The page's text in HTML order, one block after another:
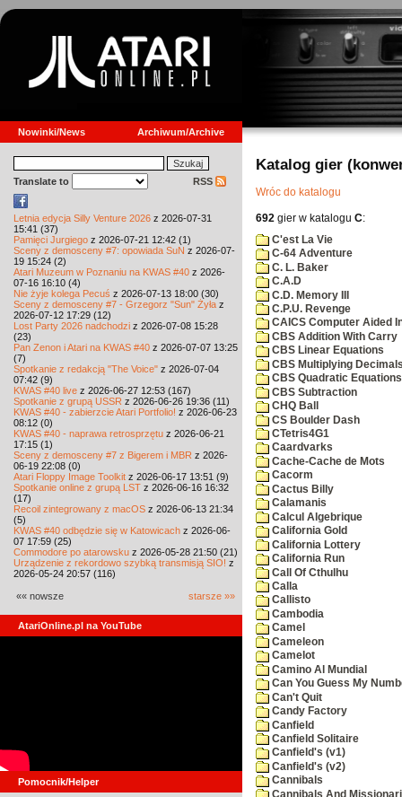
Nowinki/News Archiwum/Archive
Translate to RSS
Letnia edycja Silly Venture 2026 z 2026-07-31
15:41 (37)
Pamięci Jurgiego z 2026-07-21 12:42 (1)
Sceny z demosceny #7: opowiada SuN z 2026-07-
19 15:24 (2)
Atari Muzeum w Poznaniu na KWAS #40 z 2026-
07-16 16:10 (4)
Nie żyje kolega Pecuś z 2026-07-13 18:00 (30)
Sceny z demosceny #7 - Grzegorz "Sun" Żyła z
2026-07-12 17:29 (12)
Lost Party 2026 nadchodzi z 2026-07-08 15:28
(23)
Pan Zenon i Atari na KWAS #40 z 2026-07-07 13:25
(7)
Spotkanie z redakcją "The Voice" z 2026-07-04
07:42 (9)
KWAS #40 live z 2026-06-27 12:53 (167)
Spotkanie z grupą USSR z 2026-06-26 19:36 (11)
KWAS #40 - zabierzcie Atari Portfolio! z 2026-06-23
08:12 (0)
KWAS #40 - naprawa retrosprzętu z 2026-06-21
17:15 (1)
Sceny z demosceny #7 z Bigerem i MBR z 2026-
06-19 22:08 (0)
Atari Floppy Image Toolkit z 2026-06-17 13:51 (9)
Spotkanie online z grupą LST z 2026-06-16 16:32
(17)
Recoil zintegrowany z macOS z 2026-06-13 21:34
(5)
KWAS #40 odbędzie się w Katowicach z 2026-06-
07 17:59 (25)
Commodore po atarowsku z 2026-05-28 21:50 (21)
Urządzenie z rekordowo szybką transmisją SIO! z
2026-05-24 20:57 (116)
«« nowsze starsze »»
AtariOnline.pl na YouTube
Pomocnik/Helper
Katalog gier
Wróc do katalogu
692 gier w katalogu C:
C'est La Vie
C-64 Adventure
C. L. Baker
C.A.D
C.D. Memory III
C.P.U. Revenge
CAICS Computer Aided
CBS Addition With Carry
CBS Linear Equations
CBS Multiplying
CBS Quadratic Equations
CBS Subtraction
CHQ Ball
CS Boulder Dash
CTetris4G1
Caardvarks
Cache-Cache de Mots
Cacorm
Cactus Billy
Calamanis
Calcul Algebrique
California Gold
California Lottery
California Run
Call Of Cthulhu
Calla
Callisto
Cambodia
Camel
Cameleon
Camelot
Camino Al Mundial
Can You Guess My
Can't Quit
Candy Factory
Canfield
Canfield Solitaire
Canfield's (v1)
Canfield's (v2)
Cannibals
Cannibals And